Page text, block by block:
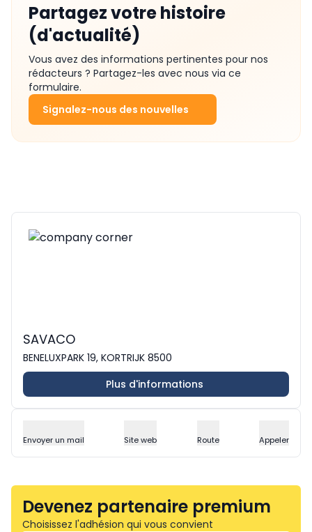
Partagez votre histoire
(d'actualité)
Vous avez des informations pertinentes pour nos
rédacteurs ? Partagez-les avec nous via ce
formulaire.
Signalez-nous des nouvelles
SAVACO
BENELUXPARK 19, KORTRIJK 8500
Plus d'informations
Envoyer un mail Site web Route Appeler
Devenez partenaire premium
Choisissez l'adhésion qui vous convient